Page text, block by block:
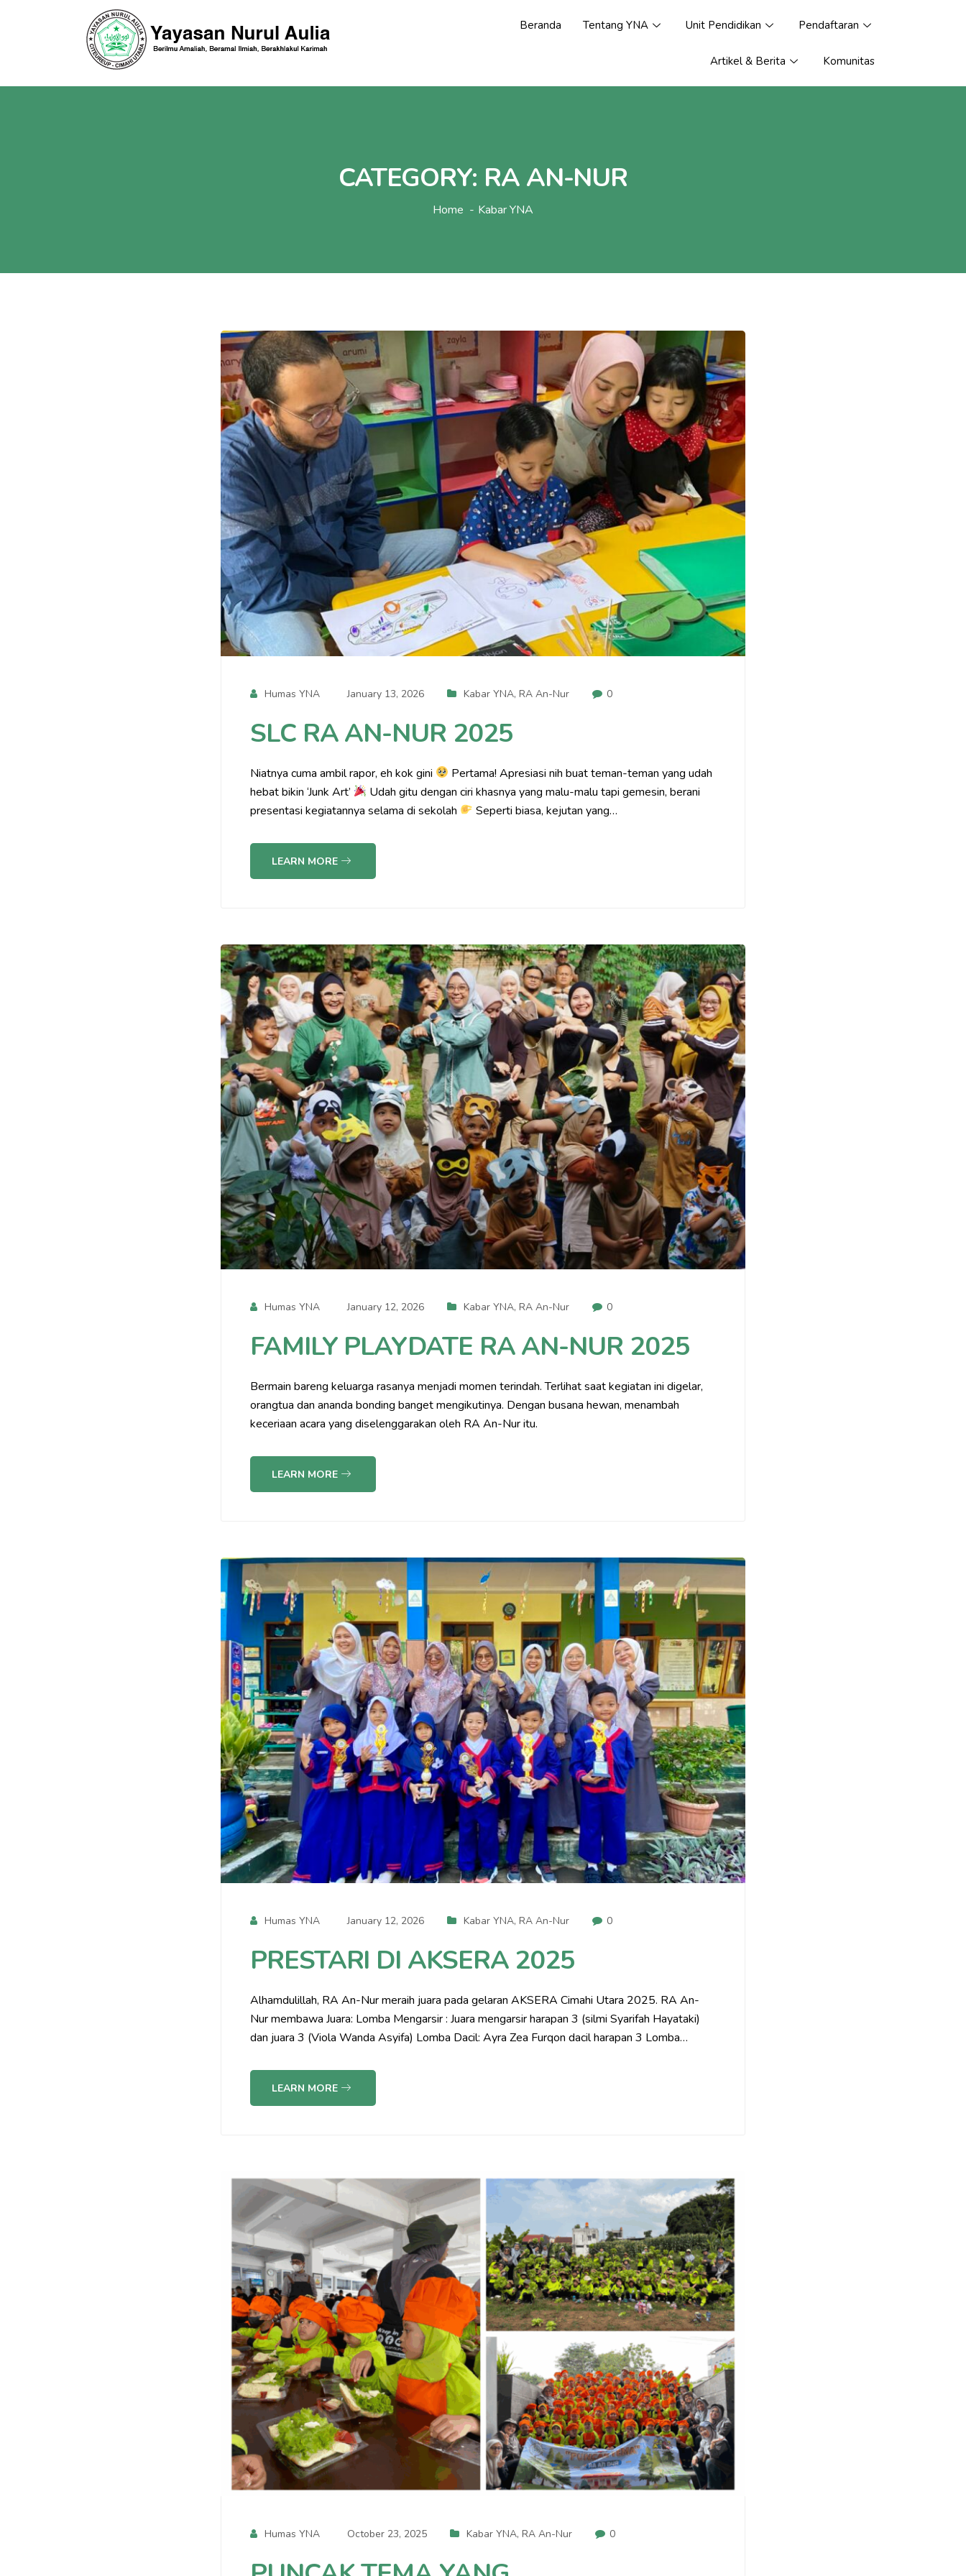
Beranda Tentang YNA Unit Pendidikan Pendaftaran
Artikel & Berita Komunitas
CATEGORY: RA AN-NUR
Home Kabar YNA
Humas YNA January 13, 2026 Kabar YNA, RA An-Nur 0
SLC RA AN-NUR 2025
Niatnya cuma ambil rapor, eh kok gini
Pertama! Apresiasi nih buat teman-teman yang udah
hebat bikin ‘Junk Art’
Udah gitu dengan ciri khasnya yang malu-malu tapi gemesin, berani
presentasi kegiatannya selama di sekolah
Seperti biasa, kejutan yang…
LEARN MORE
Humas YNA January 12, 2026 Kabar YNA, RA An-Nur 0
FAMILY PLAYDATE RA AN-NUR 2025
Bermain bareng keluarga rasanya menjadi momen terindah. Terlihat saat kegiatan ini digelar,
orangtua dan ananda bonding banget mengikutinya. Dengan busana hewan, menambah
keceriaan acara yang diselenggarakan oleh RA An-Nur itu.
LEARN MORE
Humas YNA January 12, 2026 Kabar YNA, RA An-Nur 0
PRESTARI DI AKSERA 2025
Alhamdulillah, RA An-Nur meraih juara pada gelaran AKSERA Cimahi Utara 2025. RA An-
Nur membawa Juara: Lomba Mengarsir : Juara mengarsir harapan 3 (silmi Syarifah Hayataki)
dan juara 3 (Viola Wanda Asyifa) Lomba Dacil: Ayra Zea Furqon dacil harapan 3 Lomba…
LEARN MORE
Humas YNA October 23, 2025 Kabar YNA, RA An-Nur 0